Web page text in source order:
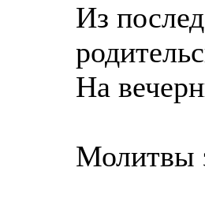
Из
На
Молитвы